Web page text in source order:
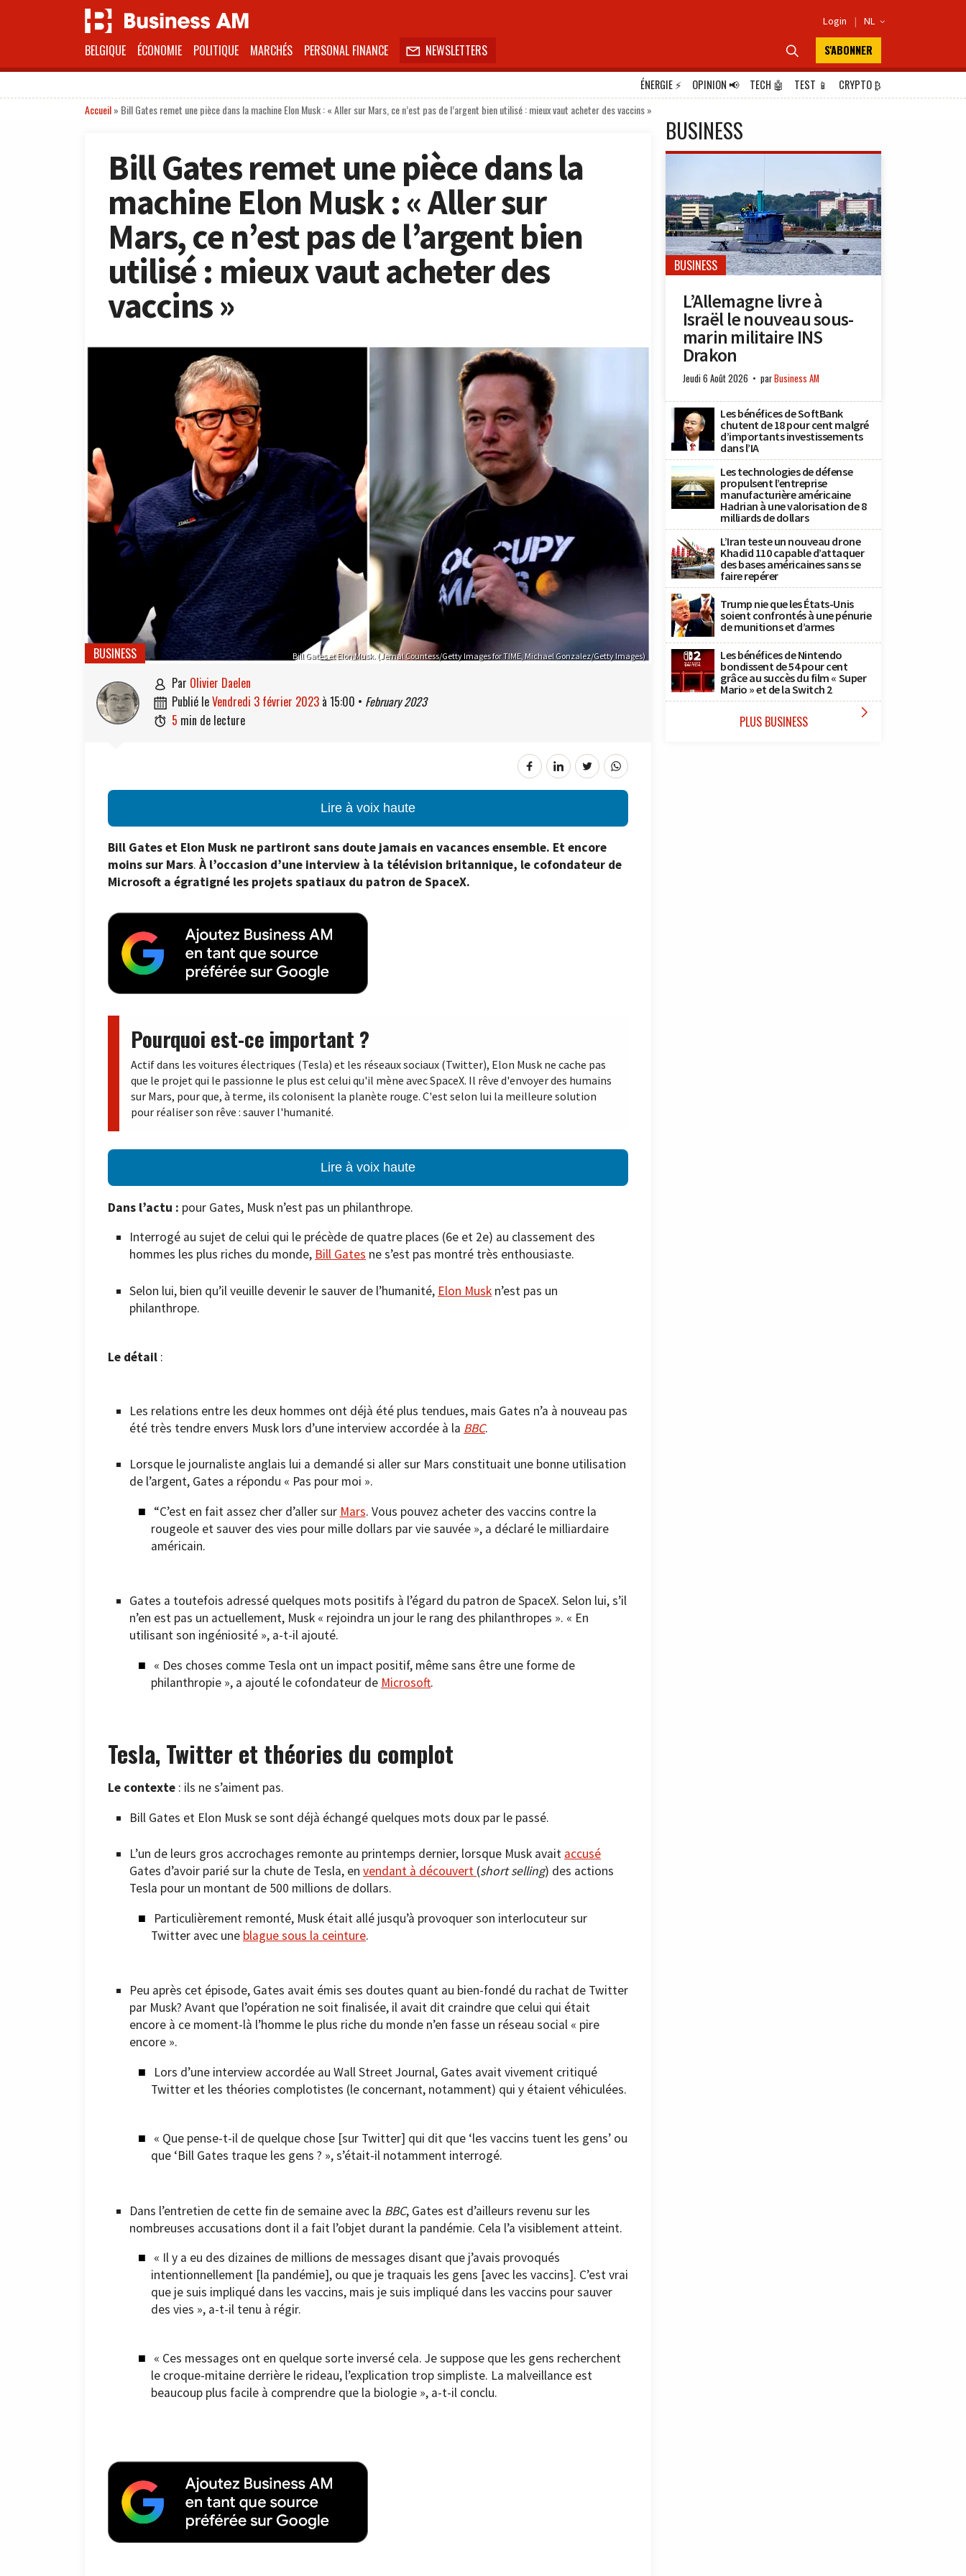
Login | NL 
BELGIQUE ÉCONOMIE POLITIQUE MARCHÉS PERSONAL FINANCE  NEWSLETTERS  S'ABONNER
ÉNERGIE⚡ OPINION📢 TECH 🤖 TEST 📱 CRYPTO₿
Accueil» Bill Gates remet une pièce dans la machine Elon Musk : « Aller sur Mars, ce n’est pas de l’argent bien utilisé : mieux vaut acheter des vaccins »
Bill Gates remet une pièce dans la
machine Elon Musk : « Aller sur
Mars, ce n’est pas de l’argent bien
utilisé : mieux vaut acheter des
vaccins »
Bill Gates et Elon Musk. (Jemal Countess/Getty Images for TIME, Michael Gonzalez/Getty Images)
BUSINESS
 par Olivier Daelen
 publié le vendredi 3 février 2023 à 15:00 • February 2023
 5 min de lecture
Lire à voix haute
Bill Gates et Elon Musk ne partiront sans doute jamais en vacances ensemble. Et encore
moins sur Mars. À l’occasion d’une interview à la télévision britannique, le cofondateur de
Microsoft a égratigné les projets spatiaux du patron de SpaceX.
Pourquoi est-ce important ?
Actif dans les voitures électriques (Tesla) et les réseaux sociaux (Twitter), Elon Musk ne cache pas
que le projet qui le passionne le plus est celui qu'il mène avec SpaceX. Il rêve d'envoyer des humains
sur Mars, pour que, à terme, ils colonisent la planète rouge. C'est selon lui la meilleure solution
pour réaliser son rêve : sauver l'humanité.
Lire à voix haute
Dans l’actu : pour Gates, Musk n’est pas un philanthrope.
Interrogé au sujet de celui qui le précède de quatre places (6e et 2e) au classement des
hommes les plus riches du monde, Bill Gates ne s’est pas montré très enthousiaste.
Selon lui, bien qu’il veuille devenir le sauver de l’humanité, Elon Musk n’est pas un
philanthrope.
Le détail :
Les relations entre les deux hommes ont déjà été plus tendues, mais Gates n’a à nouveau pas
été très tendre envers Musk lors d’une interview accordée à la BBC.
Lorsque le journaliste anglais lui a demandé si aller sur Mars constituait une bonne utilisation
de l’argent, Gates a répondu « Pas pour moi ».
“C’est en fait assez cher d’aller sur Mars. Vous pouvez acheter des vaccins contre la
rougeole et sauver des vies pour mille dollars par vie sauvée », a déclaré le milliardaire
américain.
Gates a toutefois adressé quelques mots positifs à l’égard du patron de SpaceX. Selon lui, s’il
n’en est pas un actuellement, Musk « rejoindra un jour le rang des philanthropes ». « En
utilisant son ingéniosité », a-t-il ajouté.
« Des choses comme Tesla ont un impact positif, même sans être une forme de
philanthropie », a ajouté le cofondateur de Microsoft.
Tesla, Twitter et théories du complot
Le contexte : ils ne s’aiment pas.
Bill Gates et Elon Musk se sont déjà échangé quelques mots doux par le passé.
L’un de leurs gros accrochages remonte au printemps dernier, lorsque Musk avait accusé
Gates d’avoir parié sur la chute de Tesla, en vendant à découvert (short selling) des actions
Tesla pour un montant de 500 millions de dollars.
Particulièrement remonté, Musk était allé jusqu’à provoquer son interlocuteur sur
Twitter avec une blague sous la ceinture.
Peu après cet épisode, Gates avait émis ses doutes quant au bien-fondé du rachat de Twitter
par Musk? Avant que l’opération ne soit finalisée, il avait dit craindre que celui qui était
encore à ce moment-là l’homme le plus riche du monde n’en fasse un réseau social « pire
encore ».
Lors d’une interview accordée au Wall Street Journal, Gates avait vivement critiqué
Twitter et les théories complotistes (le concernant, notamment) qui y étaient véhiculées.
« Que pense-t-il de quelque chose [sur Twitter] qui dit que ‘les vaccins tuent les gens’ ou
que ‘Bill Gates traque les gens ? », s’était-il notamment interrogé.
Dans l’entretien de cette fin de semaine avec la BBC, Gates est d’ailleurs revenu sur les
nombreuses accusations dont il a fait l’objet durant la pandémie. Cela l’a visiblement atteint.
« Il y a eu des dizaines de millions de messages disant que j’avais provoqués
intentionnellement [la pandémie], ou que je traquais les gens [avec les vaccins]. C’est vrai
que je suis impliqué dans les vaccins, mais je suis impliqué dans les vaccins pour sauver
des vies », a-t-il tenu à régir.
« Ces messages ont en quelque sorte inversé cela. Je suppose que les gens recherchent
le croque-mitaine derrière le rideau, l’explication trop simpliste. La malveillance est
beaucoup plus facile à comprendre que la biologie », a-t-il conclu.
BUSINESS
BUSINESS
L’Allemagne livre à
Israël le nouveau sous-
marin militaire INS
Drakon
Jeudi 6 Août 2026 parBusiness AM
Les bénéfices de SoftBank
chutent de 18 pour cent malgré
d’importants investissements
dans l’IA
Les technologies de défense
propulsent l’entreprise
manufacturière américaine
Hadrian à une valorisation de 8
milliards de dollars
L’Iran teste un nouveau drone
Khadid 110 capable d’attaquer
des bases américaines sans se
faire repérer
Trump nie que les États-Unis
soient confrontés à une pénurie
de munitions et d’armes
Les bénéfices de Nintendo
bondissent de 54 pour cent
grâce au succès du film « Super
Mario » et de la Switch 2
PLUS BUSINESS 